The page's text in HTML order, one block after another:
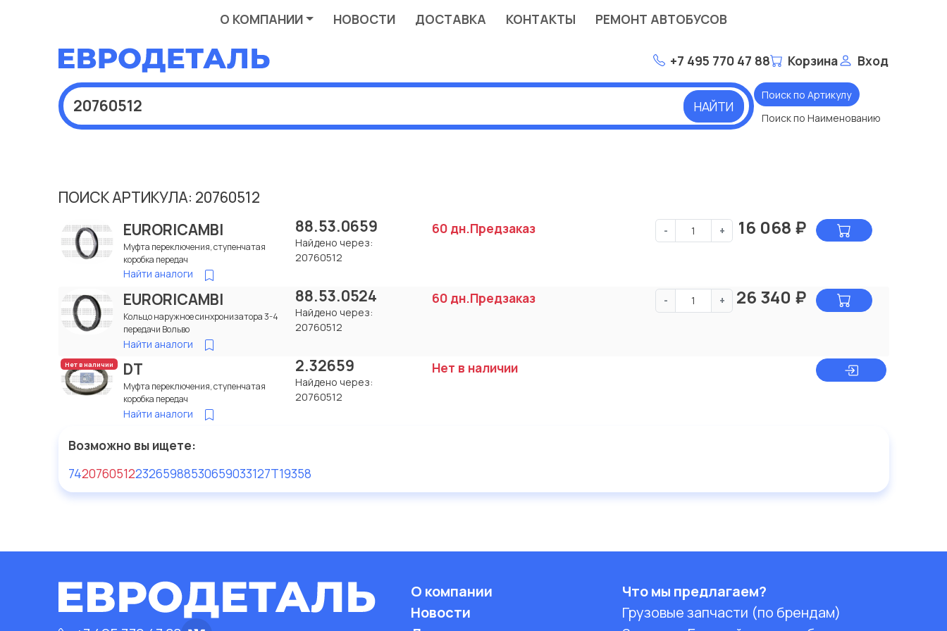
О КОМПАНИИ НОВОСТИ ДОСТАВКА КОНТАКТЫ РЕМОНТ АВТОБУСОВ
+7 495 770 47 88 Корзина Вход
НАЙТИ
Поиск по Артикулу
Поиск по Наименованию
ПОИСК АРТИКУЛА: 20760512
EURORICAMBI
Муфта переключения, ступенчатая
коробка передач
Найти аналоги
88.53.0659
Найдено через:
20760512
60 дн.Предзаказ - + 16 068 ₽
EURORICAMBI
Кольцо наружное синхронизатора 3-4
передачи Вольво
Найти аналоги
88.53.0524
Найдено через:
20760512
60 дн.Предзаказ - + 26 340 ₽
Нет в наличии DT
Муфта переключения, ступенчатая
коробка передач
Найти аналоги
2.32659
Найдено через:
20760512
Нет в наличии
Возможно вы ищете:
742076051223265988530659033127T19358
О компании
Новости
Что мы предлагаем?
Грузовые запчасти (по брендам)